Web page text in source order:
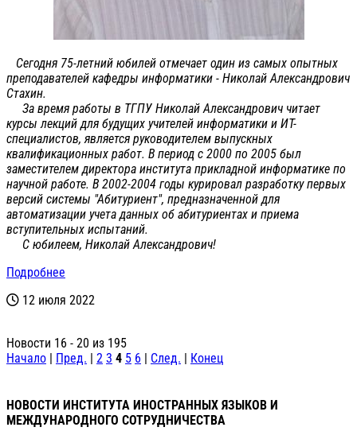
Сегодня 75-летний юбилей отмечает один из самых опытных
преподавателей кафедры информатики - Николай Александрович
Стахин.
За время работы в ТГПУ Николай Александрович читает
курсы лекций для будущих учителей информатики и ИТ-
специалистов, является руководителем выпускных
квалификационных работ. В период с 2000 по 2005 был
заместителем директора института прикладной информатике по
научной работе. В 2002-2004 годы курировал разработку первых
версий системы "Абитуриент", предназначенной для
автоматизации учета данных об абитуриентах и приема
вступительных испытаний.
С юбилеем, Николай Александрович!
Подробнее
12 июля 2022
Новости 16 - 20 из 195
Начало | Пред. | 2 3 4 5 6 | След. | Конец
НОВОСТИ ИНСТИТУТА ИНОСТРАННЫХ ЯЗЫКОВ И
МЕЖДУНАРОДНОГО СОТРУДНИЧЕСТВА